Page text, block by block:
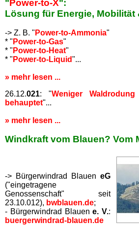
"Power-to-X":
Lösung für Energie, Mobilität
-> Z. B. " Power-to-Ammonia"
* " Power-to-Gas"
* " Power-to-Heat"
* " Power-to-Liquid"...
» mehr lesen ...
26.12.021: "Weniger
behauptet"...
» mehr lesen ...
Windkraft vom Blauen? Vom
-> Bürgerwindrad Blauen eG
("eingetragene
Genossenschaft" seit
23.10.012), bwblauen.de;
- Bürgerwindrad Blauene. V.:
buergerwindrad-blauen.de